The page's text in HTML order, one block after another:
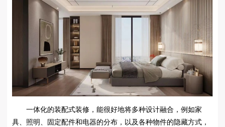
一体化的装配式装修，能很好地将多种设计融合，例如家
具、照明、固定配件和电器的分布，以及各种物件的隐藏方式，